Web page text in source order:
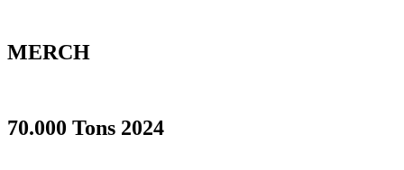
MERCH
70.000 Tons 2024